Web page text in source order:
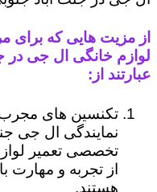
از مزیت هایی که برای
لوازم خانگی ال جی در
عبارتند از:
تکنسین های
نمایندگی ال جی
تخصصی تعمیر
از تجربه و مهارت
هستند.